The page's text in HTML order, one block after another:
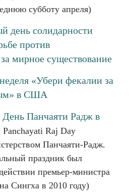
субботу апреля)
день солидарности
против
мирное существование
«Убери фекалии за
в США
Панчаяти Радж в
Raj Day
Панчаяти-Радж.
праздник был
премьер-министра
Сингха в 2010 году)